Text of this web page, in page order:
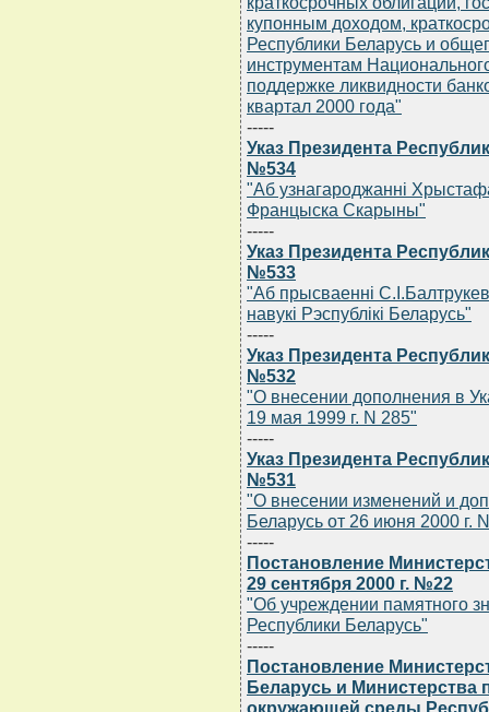
купонным доходом,
Республики Беларусь и
инструментам
поддержке ликвидности
квартал 2000 года"
-----
Указ Президента
№534
"Аб узнагароджаннi
Францыска Скарыны"
-----
Указ Президента
№533
"Аб прысваеннi
навукi Рэспублiкi Беларусь"
-----
Указ Президента
№532
"О внесении дополнения в
19 мая 1999 г. N 285"
-----
Указ Президента
№531
"О внесении изменений и
Беларусь от 26 июня 2000 г.
-----
Постановление
29 сентября 2000 г. №22
"Об учреждении памятного
Республики Беларусь"
-----
Постановление
Беларусь и
окружающей среды